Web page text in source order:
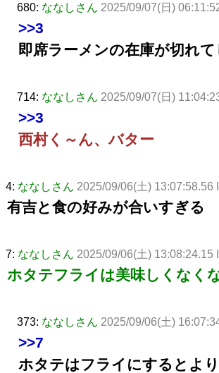
680: ななしさん 2025/09/07(日)
>>3
即席ラーメンの在庫が切れ
714: ななしさん 2025/09/07(日)
>>3
西村く～ん、バター
4: ななしさん 2025/09/06(土) 13:07:58.56
有吉と食の好みが合いすぎる
7: ななしさん 2025/09/06(土) 13:08:24.15
ホタテフライは美味しくなく
373: ななしさん 2025/09/06(土)
>>7
ホタテはフライにするとよ